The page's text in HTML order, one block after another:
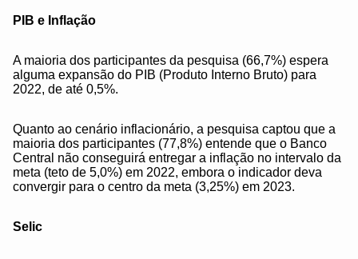
PIB e Inflação
A maioria dos participantes da pesquisa (66,7%) espera
alguma expansão do PIB (Produto Interno Bruto) para
2022, de até 0,5%.
Quanto ao cenário inflacionário, a pesquisa captou que a
maioria dos participantes (77,8%) entende que o Banco
Central não conseguirá entregar a inflação no intervalo da
meta (teto de 5,0%) em 2022, embora o indicador deva
convergir para o centro da meta (3,25%) em 2023.
Selic